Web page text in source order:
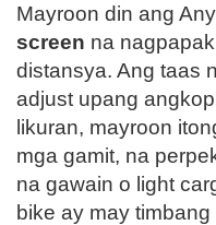
Mayroon din ang
screen na
distansya. Ang taas
adjust upang
likuran, mayroon
mga gamit, na
na gawain o light
bike ay may timbang